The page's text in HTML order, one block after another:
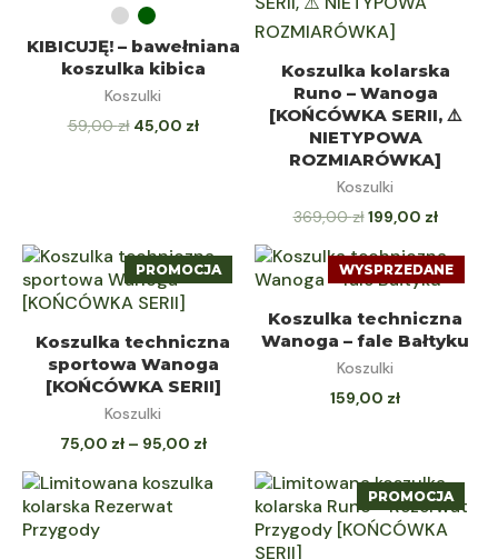
WYBIERZ OPCJE
KIBICUJĘ! – bawełniana
koszulka kibica
Koszulki
59,00zł 45,00 zł
WYBIERZ OPCJE
Koszulka kolarska
Runo – Wanoga
[KOŃCÓWKA SERII, ⚠️
NIETYPOWA
ROZMIARÓWKA]
Koszulki
369,00zł199,00 zł
PROMOCJA
WYBIERZ OPCJE
Koszulka techniczna
sportowa Wanoga
[KOŃCÓWKA SERII]
Koszulki
75,00 zł – 95,00 zł
WYSPRZEDANE
WYBIERZ OPCJE
Koszulka techniczna
Wanoga – fale Bałtyku
Koszulki
159,00 zł
PROMOCJA